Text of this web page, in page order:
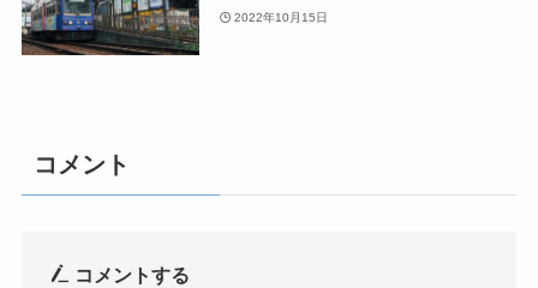
2022年10月15日
コメント
コメントする